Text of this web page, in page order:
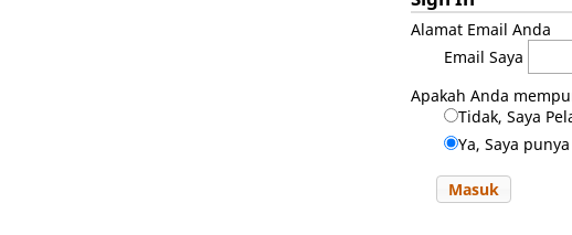
Alamat Email Anda
Email Saya
Apakah Anda
Tidak, Saya
Ya, Saya
Masuk